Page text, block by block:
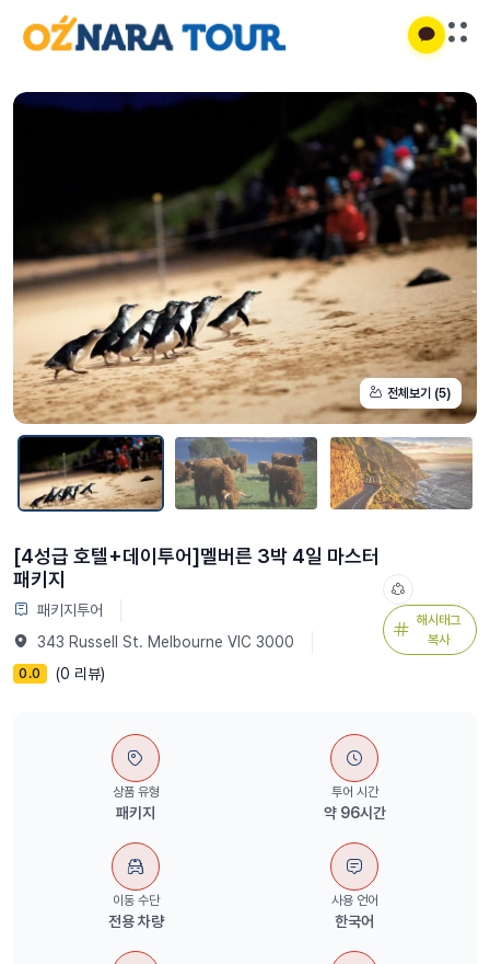
전체보기 (5)
[4성급 호텔+데이투어]멜버른 3박 4일 마스터
패키지
패키지투어
343 Russell St. Melbourne VIC 3000
0.0 (0 리뷰)
해시태그
복사
상품 유형
패키지
투어 시간
약 96시간
이동 수단
전용 차량
사용 언어
한국어